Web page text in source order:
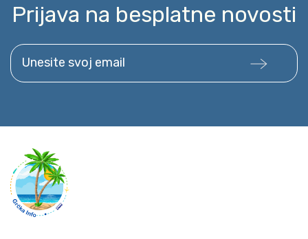
Prijava na besplatne novosti
Unesite svoj email